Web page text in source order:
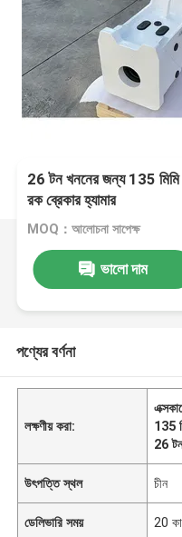
26 টন খননের জন্য 135 মিমি
রক ব্রেকার হ্যামার
MOQ：আলোচনা সাপেক্ষ
ভালো দাম
পণ্যের বর্ণনা
লক্ষণীয় করা:
135
26 টন
উৎপত্তি স্থল চীন
ডেলিভারি সময় 20